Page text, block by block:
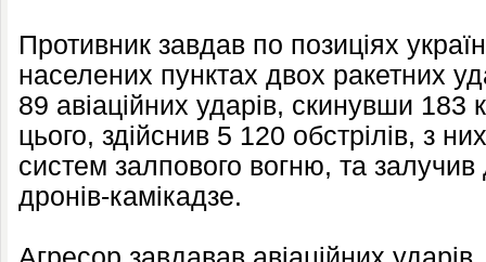
Противник завдав по позиціях
населених пунктах двох ракетних
89 авіаційних ударів, скинувши 183
цього, здійснив 5 120 обстрілів, з
систем залпового вогню, та
дронів-камікадзе.